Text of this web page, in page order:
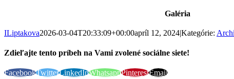
Galéria
ILiptakova2026-03-04T20:33:09+00:00apríl 12, 2024|Kategórie:
Zdieľajte tento príbeh na Vami zvolené sociálne siete!
FacebookTwitterLinkedInWhatsappPinterestEmail